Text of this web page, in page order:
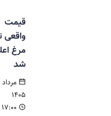
قیمت
واقعی تخم
مرغ اعلام
مرداد ۱۶,